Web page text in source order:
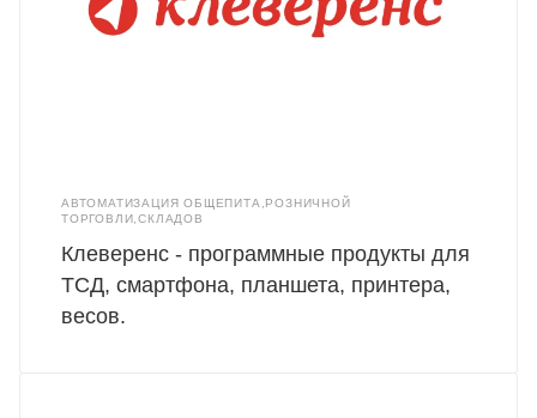
АВТОМАТИЗАЦИЯ ОБЩЕПИТА,РОЗНИЧНОЙ
ТОРГОВЛИ,СКЛАДОВ
Клеверенс - программные продукты для
ТСД, смартфона, планшета, принтера,
весов.